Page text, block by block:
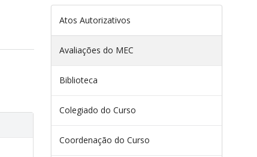
Atos Autorizativos
Avaliações do MEC
Biblioteca
Colegiado do Curso
Coordenação do Curso